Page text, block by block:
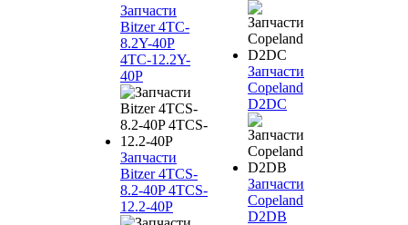
Запчасти
Bitzer 4TC-
8.2Y-40P
4TC-12.2Y-
40P
Запчасти
Bitzer 4TCS-
8.2-40P 4TCS-
12.2-40P
Запчасти
Copeland
D2DC
Запчасти
Copeland
D2DB